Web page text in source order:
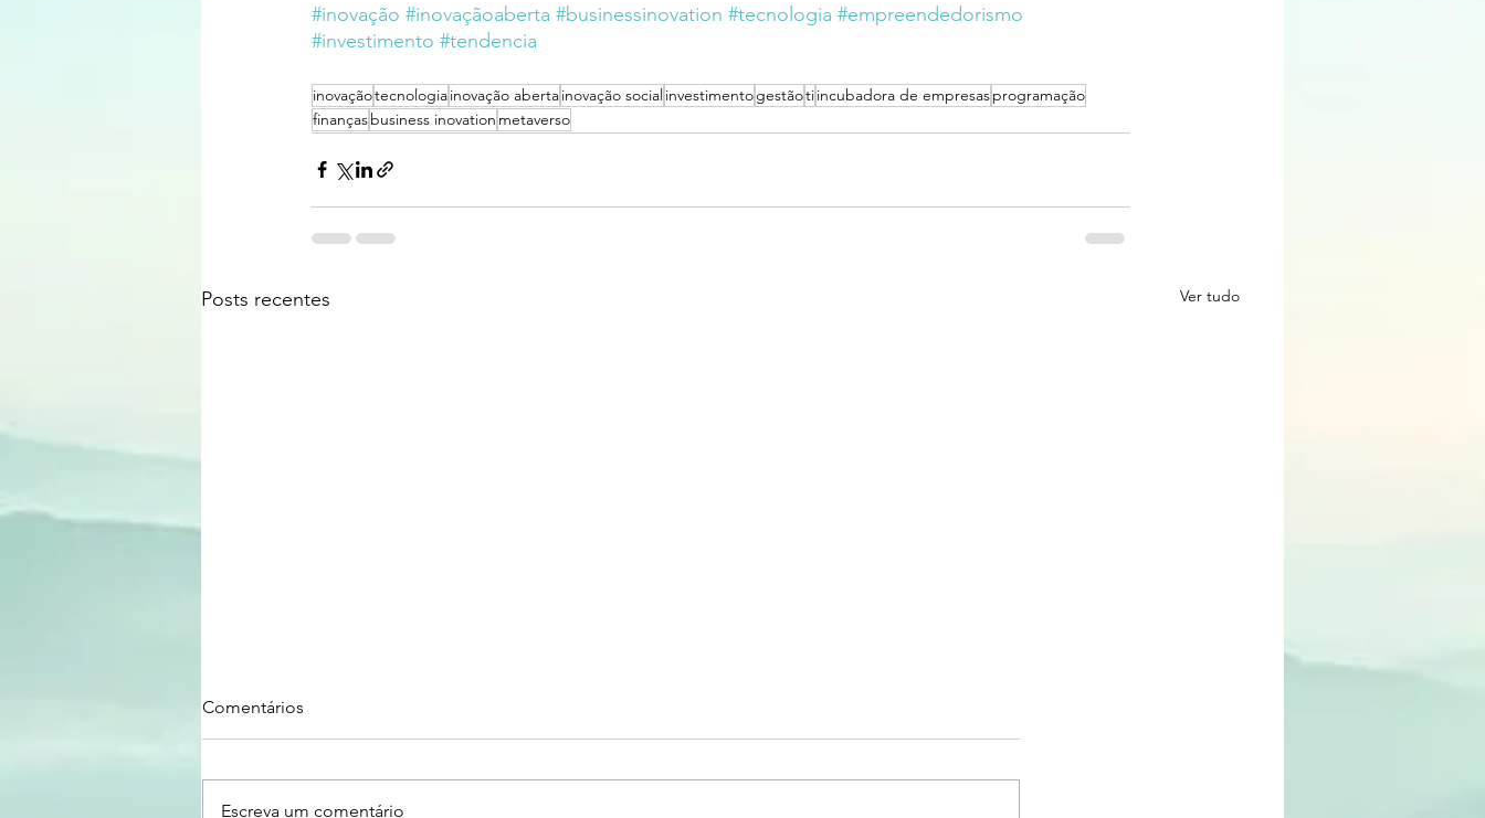
#inovação #inovaçãoaberta #businessinovation #tecnologia #empreendedorismo
#investimento #tendencia
inovaçãotecnologiainovação abertainovação socialinvestimentogestãotiincubadora de empresasprogramação
finançasbusiness inovation metaverso
Posts recentes Ver tudo
Comentários
Escreva um comentário